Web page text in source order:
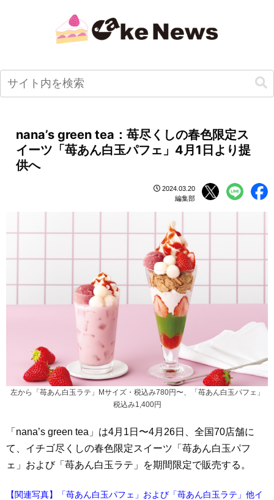
nana’s green tea：苺尽くしの春色限定ス
イーツ「苺あん白玉パフェ」4月1日より提
供へ
2024.03.20
編集部
左から「苺あん白玉ラテ」Mサイズ・税込み780円〜、「苺あん白玉パフェ」
税込み1,400円
「nana’s green tea」は4月1日〜4月26日、全国70店舗に
て、イチゴ尽くしの春色限定スイーツ「苺あん白玉パフ
ェ」および「苺あん白玉ラテ」を期間限定で販売する。
【関連写真】「苺あん白玉パフェ」および「苺あん白玉ラテ」他イ